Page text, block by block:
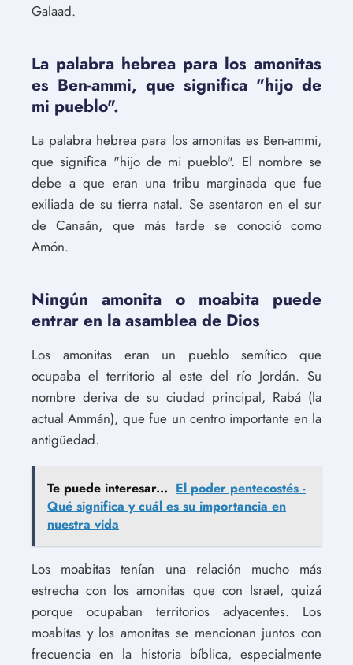
Galaad.
La palabra hebrea para los amonitas
es Ben-ammi, que significa "hijo de
mi pueblo".
La palabra hebrea para los amonitas es Ben-ammi,
que significa "hijo de mi pueblo". El nombre se
debe a que eran una tribu marginada que fue
exiliada de su tierra natal. Se asentaron en el sur
de Canaán, que más tarde se conoció como
Amón.
Ningún amonita o moabita puede
entrar en la asamblea de Dios
Los amonitas eran un pueblo semítico que
ocupaba el territorio al este del río Jordán. Su
nombre deriva de su ciudad principal, Rabá (la
actual Ammán), que fue un centro importante en la
antigüedad.
Te puede interesar... El poder pentecostés -
Qué significa y cuál es su importancia en
nuestra vida
Los moabitas tenían una relación mucho más
estrecha con los amonitas que con Israel, quizá
porque ocupaban territorios adyacentes. Los
moabitas y los amonitas se mencionan juntos con
frecuencia en la historia bíblica, especialmente